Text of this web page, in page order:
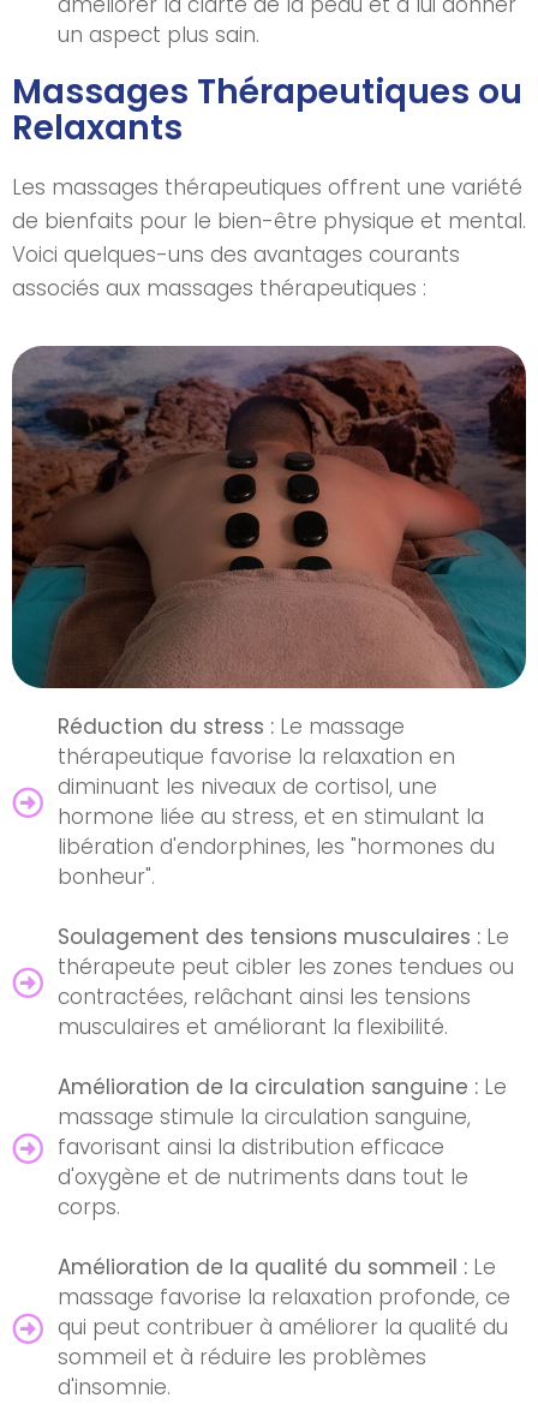
un aspect plus sain.
Massages Thérapeutiques ou
Relaxants
Les massages thérapeutiques offrent une variété
de bienfaits pour le bien-être physique et mental.
Voici quelques-uns des avantages courants
associés aux massages thérapeutiques :
Réduction du stress :Le massage
thérapeutique favorise la relaxation en
diminuant les niveaux de cortisol, une
hormone liée au stress, et en stimulant la
libération d'endorphines, les "hormones du
bonheur".
Soulagement des tensions musculaires :Le
thérapeute peut cibler les zones tendues ou
contractées, relâchant ainsi les tensions
musculaires et améliorant la flexibilité.
Amélioration de la circulation sanguine :Le
massage stimule la circulation sanguine,
favorisant ainsi la distribution efficace
d'oxygène et de nutriments dans tout le
corps.
Amélioration de la qualité du sommeil :Le
massage favorise la relaxation profonde, ce
qui peut contribuer à améliorer la qualité du
sommeil et à réduire les problèmes
d'insomnie.